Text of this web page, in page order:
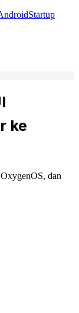
Startup
ke
dan